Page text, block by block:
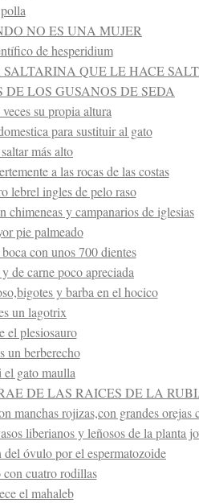
NO ES UNA MUJER
de hesperidium
QUE LE HACE
LOS GUSANOS DE SEDA
su propia altura
para sustituir al gato
más alto
a las rocas de las costas
lebrel ingles de pelo raso
chimeneas y campanarios de iglesias
pie palmeado
con unos 700 dientes
de carne poco apreciada
y barba en el hocico
un lagotrix
el plesiosauro
un berberecho
el gato maulla
DE LAS RAICES DE LA
manchas rojizas,con grandes orejas
liberianos y leñosos de la planta
óvulo por el espermatozoide
cuatro rodillas
el mahaleb